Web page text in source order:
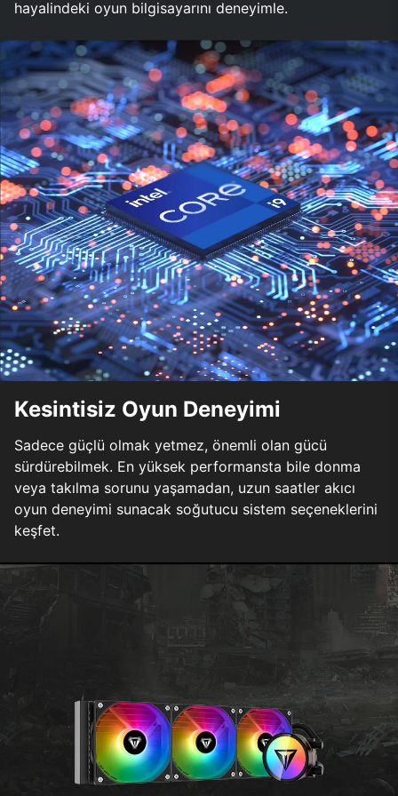
hayalindeki oyun bilgisayarını deneyimle.
Kesintisiz Oyun Deneyimi
Sadece güçlü olmak yetmez, önemli olan gücü
sürdürebilmek. En yüksek performansta bile donma
veya takılma sorunu yaşamadan, uzun saatler akıcı
oyun deneyimi sunacak soğutucu sistem seçeneklerini
keşfet.